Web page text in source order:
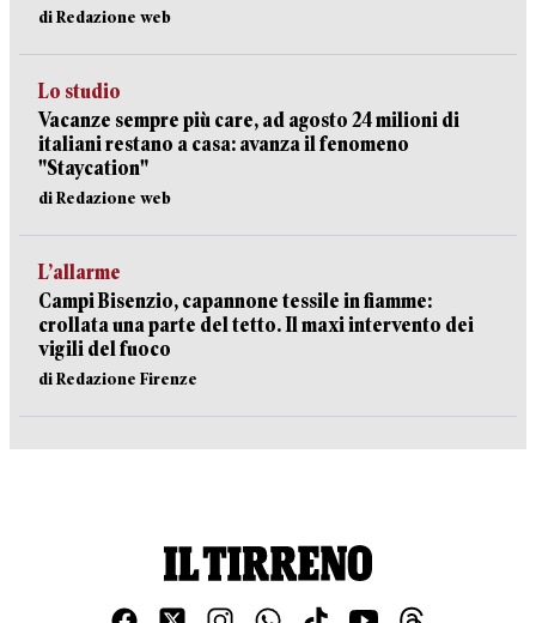
di Redazione web
Lo studio
Vacanze sempre più care, ad agosto 24 milioni di
italiani restano a casa: avanza il fenomeno
"Staycation"
di Redazione web
L’allarme
Campi Bisenzio, capannone tessile in fiamme:
crollata una parte del tetto. Il maxi intervento dei
vigili del fuoco
di Redazione Firenze